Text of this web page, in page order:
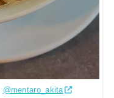
@mentaro_akita